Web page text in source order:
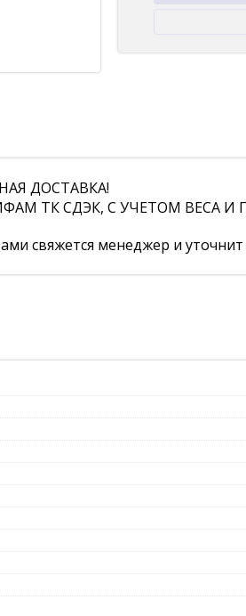
ДОСТАВКА!
ТК СДЭК, С УЧЕТОМ ВЕСА И
свяжется менеджер и